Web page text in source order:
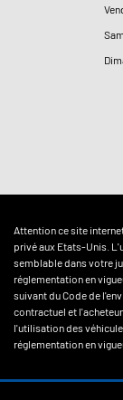
Attention ce site
privé aux Etats-Unis.
semblable dans votre
réglementation en
suivant du Code de
contractuel et
l'utilisation des
réglementation en